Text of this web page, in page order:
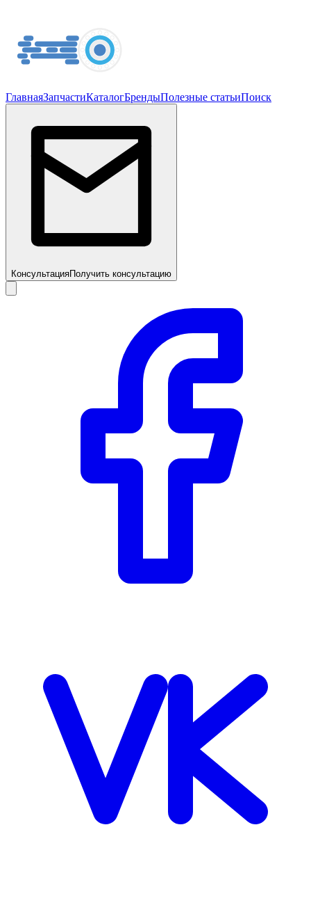
ГлавнаяЗапчастиКаталогБрендыПолезные статьиПоиск
КонсультацияПолучить консультацию